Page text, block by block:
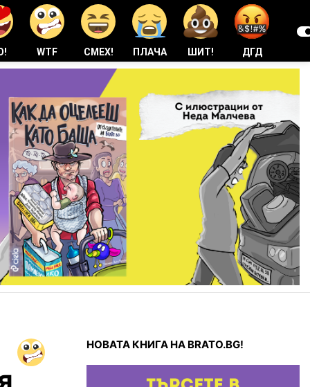
WTF СМЕХ! ПЛАЧА ШИТ! ДГД
НОВАТА КНИГА НА BRATO.BG!